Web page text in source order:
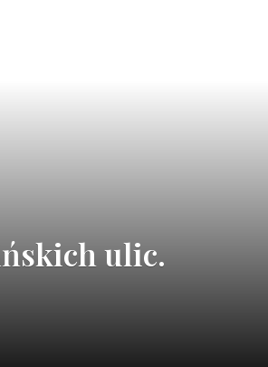
ulic.